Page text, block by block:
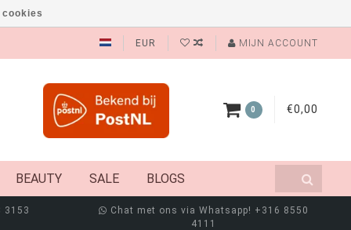
EUR MIJN ACCOUNT
0 €0,00
BEAUTY SALE BLOGS
3153
Chat met ons via Whatsapp! +316 8550
4111
cookies